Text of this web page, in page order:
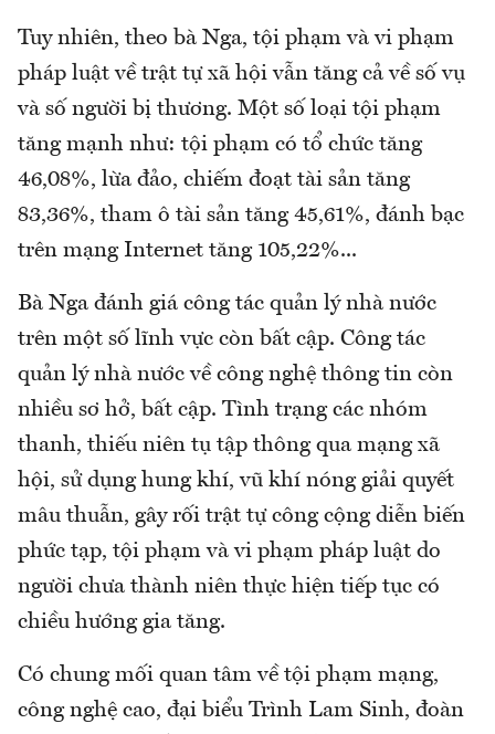
Tuy nhiên, theo bà Nga, tội phạm và vi phạm
pháp luật về trật tự xã hội vẫn tăng cả về số vụ
và số người bị thương. Một số loại tội phạm
tăng mạnh như: tội phạm có tổ chức tăng
46,08%, lừa đảo, chiếm đoạt tài sản tăng
83,36%, tham ô tài sản tăng 45,61%, đánh bạc
trên mạng Internet tăng 105,22%...
Bà Nga đánh giá công tác quản lý nhà nước
trên một số lĩnh vực còn bất cập. Công tác
quản lý nhà nước về công nghệ thông tin còn
nhiều sơ hở, bất cập. Tình trạng các nhóm
thanh, thiếu niên tụ tập thông qua mạng xã
hội, sử dụng hung khí, vũ khí nóng giải quyết
mâu thuẫn, gây rối trật tự công cộng diễn biến
phức tạp, tội phạm và vi phạm pháp luật do
người chưa thành niên thực hiện tiếp tục có
chiều hướng gia tăng.
Có chung mối quan tâm về tội phạm mạng,
công nghệ cao, đại biểu Trình Lam Sinh, đoàn